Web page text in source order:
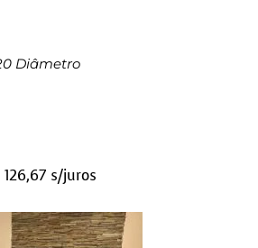
Diâmetro
126,67 s/juros